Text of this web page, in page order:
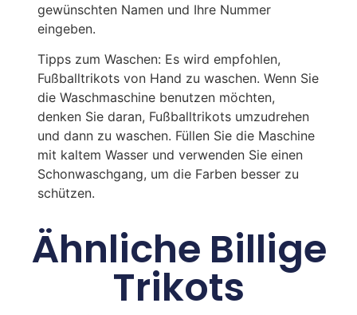
gewünschten Namen und Ihre Nummer
eingeben.
Tipps zum Waschen: Es wird empfohlen,
Fußballtrikots von Hand zu waschen. Wenn Sie
die Waschmaschine benutzen möchten,
denken Sie daran, Fußballtrikots umzudrehen
und dann zu waschen. Füllen Sie die Maschine
mit kaltem Wasser und verwenden Sie einen
Schonwaschgang, um die Farben besser zu
schützen.
Ähnliche Billige
Trikots